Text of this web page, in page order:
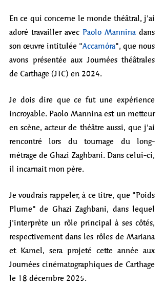
En ce qui concerne le monde théâtral, j'ai
adoré travailler avec Paolo Mannina dans
son œuvre intitulée "Accamóra", que nous
avons présentée aux Journées théâtrales
de Carthage (JTC) en 2024.
Je dois dire que ce fut une expérience
incroyable. Paolo Mannina est un metteur
en scène, acteur de théâtre aussi, que j'ai
rencontré lors du tournage du long-
métrage de Ghazi Zaghbani. Dans celui-ci,
il incarnait mon père.
Je voudrais rappeler, à ce titre, que "Poids
Plume" de Ghazi Zaghbani, dans lequel
j'interprète un rôle principal à ses côtés,
respectivement dans les rôles de Mariana
et Kamel, sera projeté cette année aux
Journées cinématographiques de Carthage
le 18 décembre 2025.